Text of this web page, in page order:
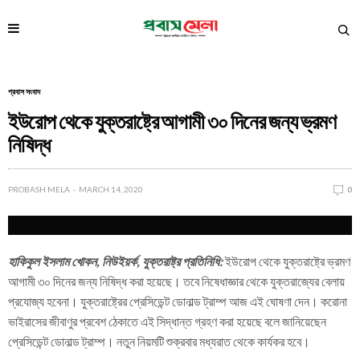
প্রবাস সংবাদ
ইউরোপ থেকে যুক্তরাষ্ট্রে আগামী ৩০ দিনের জন্য ভ্রমণ
নিষিদ্ধ
PROBASH MELA MARCH 14, 2020 0
হাকিকুল ইসলাম খোকন, নিউইয়র্ক, যুক্তরাষ্ট্র প্রতিনিধি:ইউরোপ থেকে যুক্তরাষ্ট্রে ভ্রমণ
আগামী ৩০ দিনের জন্য নিষিদ্ধ করা হয়েছে। তবে নিষেধাজ্ঞার থেকে যুক্তরাজ্যের বেলায়
প্রযোজ্য হবেনা। যুক্তরাষ্ট্রের প্রেসিডেন্ট ডোনাল্ড ট্রাম্প আজ এই ঘোষণা দেন। করোনা
ভাইরাসের জীবাণুর প্রবেশ ঠেকাতে এই সিদ্ধান্ত গ্রহণ করা হয়েছে বলে জানিয়েছেন
প্রেসিডেন্ট ডোনাল্ড ট্রাম্প। নতুন নিয়মটি শুক্রবার মধ্যরাত থেকে কার্যকর হবে।